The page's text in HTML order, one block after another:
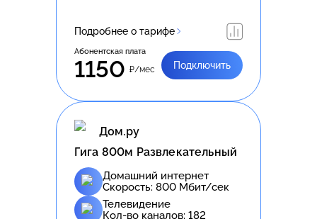
Подробнее о тарифе
Абонентская плата
1150 ₽/мес Подключить
Дом.ру
Гига 800м Развлекательный
Домашний интернет
Скорость: 800 Мбит/сек
Телевидение
Кол-во каналов: 182